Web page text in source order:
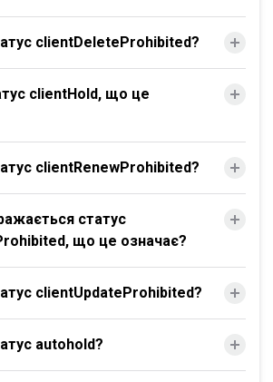
clientDeleteProhibited?
clientHold, що це
clientRenewProhibited?
статус
що це означає?
clientUpdateProhibited?
autohold?